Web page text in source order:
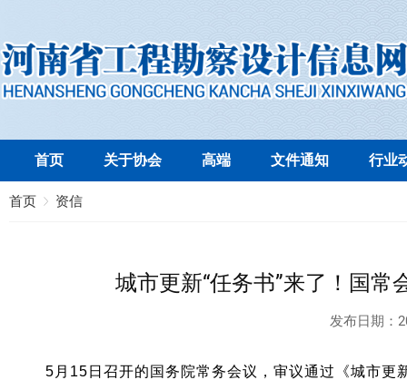
首页 关于协会 高端 文件通知 行业
首页 资信
城市更新“任务书”来了！国常
发布日期：
5月15日召开的国务院常务会议，审议通过《城市更